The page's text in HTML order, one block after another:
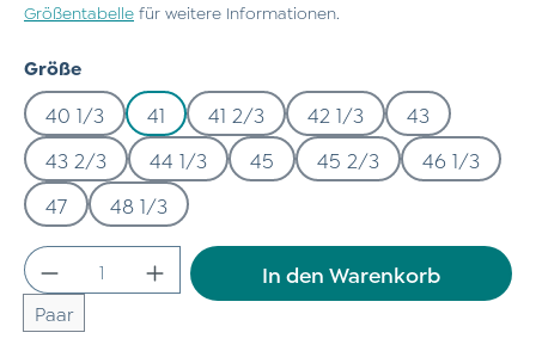
Größentabelle für weitere Informationen.
Größeauswählen
40 1/3 41 41 2/3 42 1/3
43
43 2/3
44 1/3 45 45 2/3
46 1/3
47
48 1/3
Produkt Anzahl: Gib den gewünschten
Paar
In den Warenkorb